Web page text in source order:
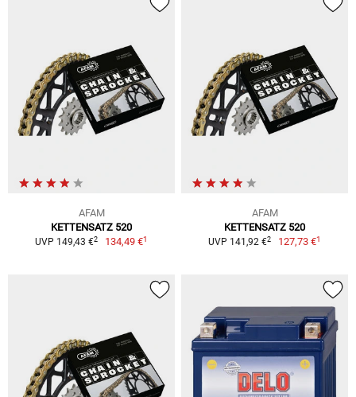
AFAM
KETTENSATZ 520
UVP 149,43 €2 134,49 €1
AFAM
KETTENSATZ 520
UVP 141,92 €2 127,73 €1